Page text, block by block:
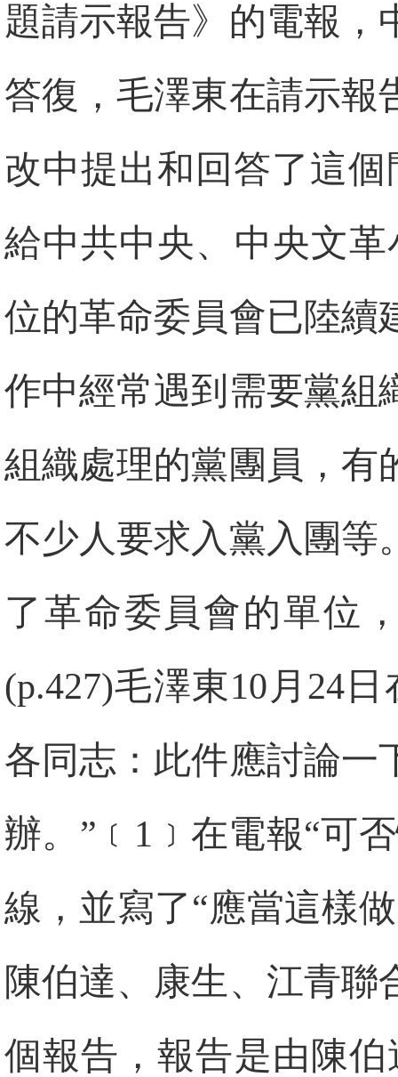
題請示報告》的電報，
答復，毛澤東在請示報
改中提出和回答了這
給中共中央、中央文
位的革命委員會已陸續
作中經常遇到需要黨組
組織處理的黨團員，有
不少人要求入黨入團等
了革命委員會的單位
(p.427)毛澤東10月24
各同志：此件應討論一
辦。”﹝1﹞在電報“可
線，並寫了“應當這樣
陳伯達、康生、江青聯
個報告，報告是由陳